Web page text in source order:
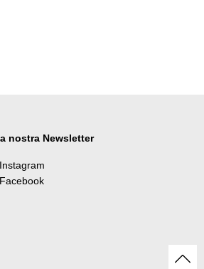
nostra Newsletter